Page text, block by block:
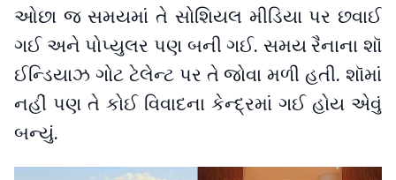
ઓછા જ સમયમાં તે સોશિયલ મીડિયા પર છવાઈ
ગઈ અને પોપ્યુલર પણ બની ગઈ. સમય રૈનાના શૉ
ઈન્ડિયાઝ ગોટ ટેલેન્ટ પર તે જોવા મળી હતી. શૉમાં
નહીં પણ તે કોઈ વિવાદના કેન્દ્રમાં ગઈ હોય એવું
બન્યું.